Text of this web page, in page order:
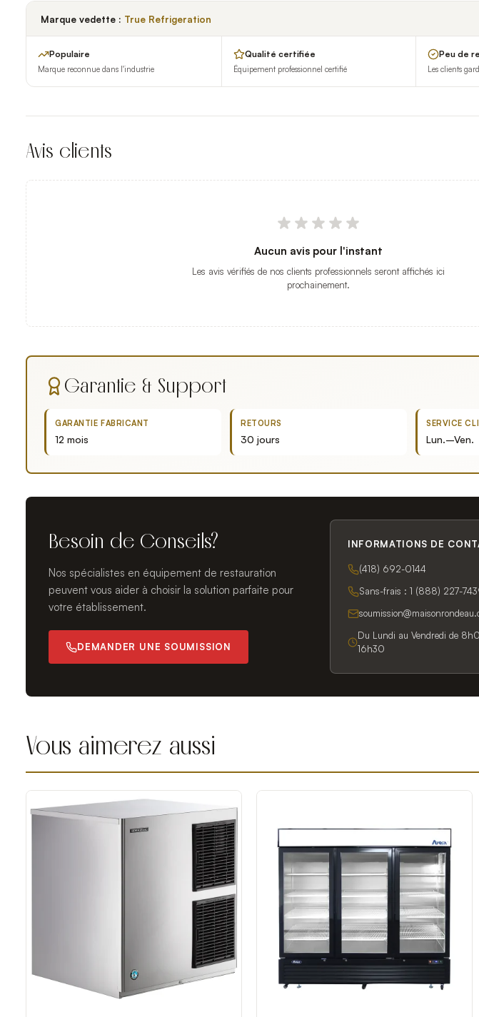
Marque vedette : True Refrigeration
Populaire
Marque reconnue dans l'industrie
Qualité certifiée
Équipement professionnel certifié
Peu de
Les clients
Avis clients
Aucun avis pour l'instant
Les avis vérifiés de nos clients professionnels seront affichés ici
prochainement.
Garantie & Support
GARANTIE FABRICANT
12 mois
RETOURS
30 jours
SERVICE
Lun.–Ven.
Besoin de Conseils?
Nos spécialistes en équipement de restauration
peuvent vous aider à choisir la solution parfaite pour
votre établissement.
DEMANDER UNE SOUMISSION
INFORMATIONS DE
(418) 692-0144
Sans-frais : 1 (888) 227-
Du Lundi au Vendredi de
16h30
Vous aimerez aussi